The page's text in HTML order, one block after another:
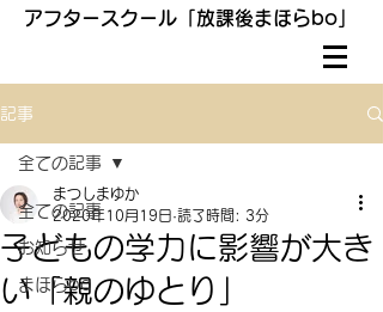
アフタースクール「放課後まほらbo」
記事
全ての記事
お知らせ
まほらbo
全ての記事
子どもの学力に影響が大き
い「親のゆとり」
まつしまゆか
2020年10月19日 読了時間: 3分